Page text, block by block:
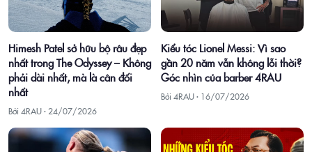
Himesh Patel sở hữu bộ râu đẹp
nhất trong The Odyssey – Không
phải dài nhất, mà là cân đối
nhất
Bởi 4RAU · 24/07/2026
Kiểu tóc Lionel Messi: Vì sao
gần 20 năm vẫn không lỗi thời?
Góc nhìn của barber 4RAU
Bởi 4RAU · 16/07/2026